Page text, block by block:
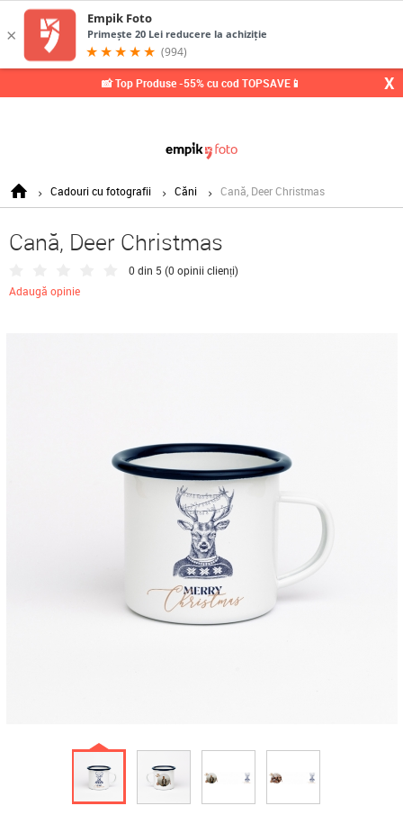
📸 Top Produse -55% cu cod TOPSAVE📱 X
Cadouri cu fotografii Căni Cană, Deer Christmas
Cană, Deer Christmas
0 din 5 (0 opinii clienți)
Adaugă opinie